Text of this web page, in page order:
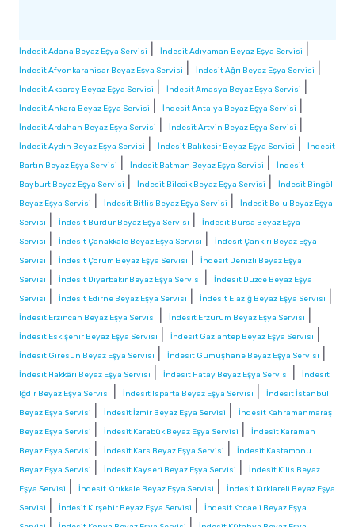
İndesit Adana Beyaz Eşya Servisi İndesit Adıyaman Beyaz Eşya Servisi
İndesit Afyonkarahisar Beyaz Eşya Servisi İndesit Ağrı Beyaz Eşya Servisi
İndesit Aksaray Beyaz Eşya Servisi İndesit Amasya Beyaz Eşya Servisi
İndesit Ankara Beyaz Eşya Servisi İndesit Antalya Beyaz Eşya Servisi
İndesit Ardahan Beyaz Eşya Servisi İndesit Artvin Beyaz Eşya Servisi
İndesit Aydın Beyaz Eşya Servisi İndesit Balıkesir Beyaz Eşya Servisi
İndesit
Bartın Beyaz Eşya Servisi
İndesit Batman Beyaz Eşya Servisi
İndesit
Bayburt Beyaz Eşya Servisi
İndesit Bilecik Beyaz Eşya Servisi
İndesit Bingöl
Beyaz Eşya Servisi
İndesit Bitlis Beyaz Eşya Servisi
İndesit Bolu Beyaz Eşya
Servisi
İndesit Burdur Beyaz Eşya Servisi
İndesit Bursa Beyaz Eşya
Servisi
İndesit Çanakkale Beyaz Eşya Servisi
İndesit Çankırı Beyaz Eşya
Servisi
İndesit Çorum Beyaz Eşya Servisi
İndesit Denizli Beyaz Eşya
Servisi
İndesit Diyarbakır Beyaz Eşya Servisi
İndesit Düzce Beyaz Eşya
Servisi
İndesit Edirne Beyaz Eşya Servisi İndesit Elazığ Beyaz Eşya Servisi
İndesit Erzincan Beyaz Eşya Servisi İndesit Erzurum Beyaz Eşya Servisi
İndesit Eskişehir Beyaz Eşya Servisi İndesit Gaziantep Beyaz Eşya Servisi
İndesit Giresun Beyaz Eşya Servisi İndesit Gümüşhane Beyaz Eşya Servisi
İndesit Hakkâri Beyaz Eşya Servisi İndesit Hatay Beyaz Eşya Servisi
İndesit
Iğdır Beyaz Eşya Servisi
İndesit Isparta Beyaz Eşya Servisi
İndesit İstanbul
Beyaz Eşya Servisi
İndesit İzmir Beyaz Eşya Servisi
İndesit Kahramanmaraş
Beyaz Eşya Servisi
İndesit Karabük Beyaz Eşya Servisi
İndesit Karaman
Beyaz Eşya Servisi
İndesit Kars Beyaz Eşya Servisi
İndesit Kastamonu
Beyaz Eşya Servisi
İndesit Kayseri Beyaz Eşya Servisi
İndesit Kilis Beyaz
Eşya Servisi
İndesit Kırıkkale Beyaz Eşya Servisi
İndesit Kırklareli Beyaz Eşya
Servisi
İndesit Kırşehir Beyaz Eşya Servisi
İndesit Kocaeli Beyaz Eşya